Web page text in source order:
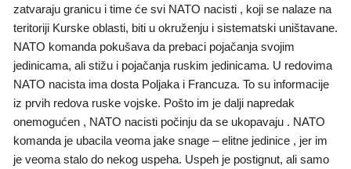
zatvaraju granicu i time će svi NATO nacisti , koji se nalaze na
teritoriji Kurske oblasti, biti u okruženju i sistematski uništavane.
NATO komanda pokušava da prebaci pojačanja svojim
jedinicama, ali stižu i pojačanja ruskim jedinicama. U redovima
NATO nacista ima dosta Poljaka i Francuza. To su informacije
iz prvih redova ruske vojske. Pošto im je dalji napredak
onemogućen , NATO nacisti počinju da se ukopavaju . NATO
komanda je ubacila veoma jake snage – elitne jedinice , jer im
je veoma stalo do nekog uspeha. Uspeh je postignut, ali samo